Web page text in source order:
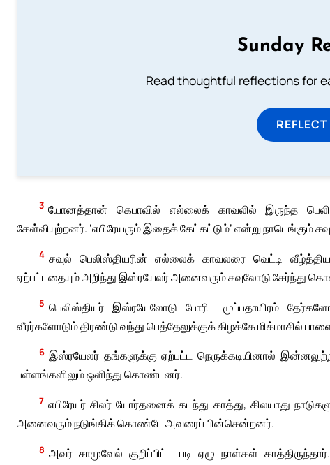
Sunday
Read thoughtful reflections for
3 யோனத்தான் கெபாவில் எல்லைக் காவலில் இருந்த
கேள்வியுற்றனர். ‘எபிரேயரும் இதைக் கேட்கட்டும்’ என்று நாடெங்கும்
4 சவுல் பெலிஸ்தியரின் எல்லைக் காவலரை வெட்டி
ஏற்பட்டதையும் அறிந்து இஸ்ரயேலர் அனைவரும் சவுலோடு சேர்ந்து
5 பெலிஸ்தியர் இஸ்ரயேலோடு போரிட முப்பதாயிரம்
வீரர்களோடும் திரண்டு வந்து பெத்தேலுக்குக் கிழக்கே மிக்மாசில்
6 இஸ்ரயேலர் தங்களுக்கு ஏற்பட்ட நெருக்கடியினால்
பள்ளங்களிலும் ஒளிந்து கொண்டனர்.
7 எபிரேயர் சிலர் யோர்தனைக் கடந்து காத்து, கிலயாது
அனைவரும் நடுங்கிக் கொண்டே அவரைப் பின்சென்றனர்.
8 அவர் சாமுவேல் குறிப்பிட்ட படி ஏழு நாள்கள்